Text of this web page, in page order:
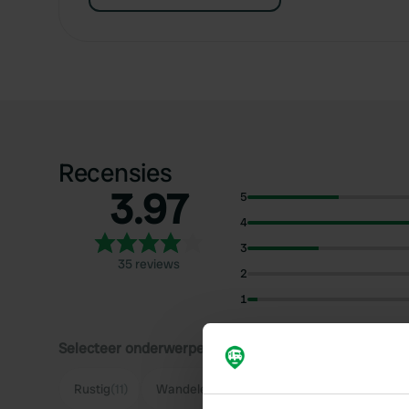
Recensies
3.97
35 reviews
5
4
3
2
1
Selecteer onderwerpen om recensies over te lezen:
Rustig Wandelen